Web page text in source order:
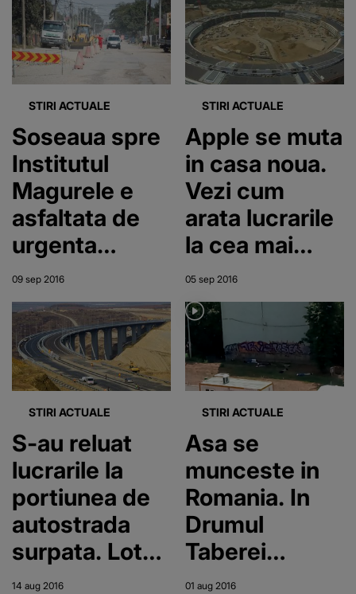
STIRI ACTUALE
Soseaua spre
Institutul
Magurele e
asfaltata de
urgenta
pentru vizita
presedintelui
francez
09 sep 2016
STIRI ACTUALE
Apple se muta
in casa noua.
Vezi cum
arata lucrarile
la cea mai
impresionanta
constructie
din California
05 sep 2016
STIRI ACTUALE
S-au reluat
lucrarile la
portiunea de
autostrada
surpata. Lotul
3 Sebes -
14 aug 2016
STIRI ACTUALE
Asa se
munceste in
Romania. In
Drumul
Taberei
lucratorii au
01 aug 2016